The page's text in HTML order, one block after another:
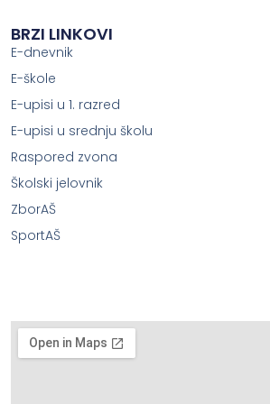
BRZI LINKOVI
E-dnevnik
E-škole
E-upisi u 1. razred
E-upisi u srednju školu
Raspored zvona
Školski jelovnik
ZborAŠ
SportAŠ